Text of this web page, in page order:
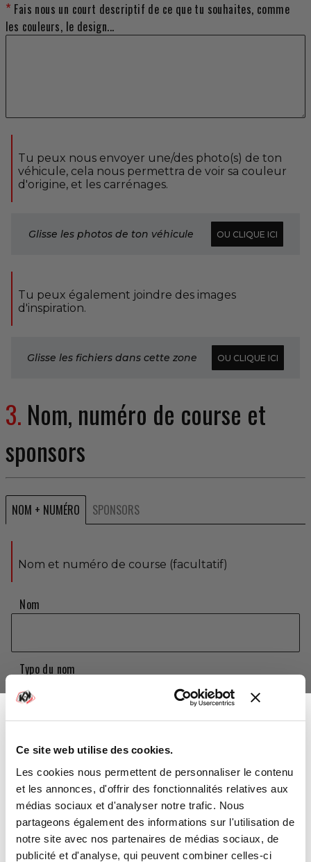
Ce site web utilise des cookies.
Les cookies nous permettent de personnaliser le contenu
et les annonces, d'offrir des fonctionnalités relatives aux
médias sociaux et d'analyser notre trafic. Nous
partageons également des informations sur l'utilisation de
notre site avec nos partenaires de médias sociaux, de
publicité et d'analyse, qui peuvent combiner celles-ci
Fais nous un court descriptif de ce que tu souhaites, comme
les couleurs, le design...
Tu peux nous envoyer une/des photo(s) de ton
véhicule, cela nous permettra de voir sa couleur
d'origine, et les carrénages.
Glisse les photos de ton véhicule OU CLIQUE ICI
Tu peux également joindre des images
d'inspiration.
Glisse les fichiers dans cette zone OU CLIQUE ICI
3. Nom, numéro de course et
sponsors
NOM + NUMÉRO SPONSORS
Nom et numéro de course (facultatif)
Nom
Typo du nom
Choisir
Typo du numéro
Choisir -10%
Sur l'ensemble de votre commande